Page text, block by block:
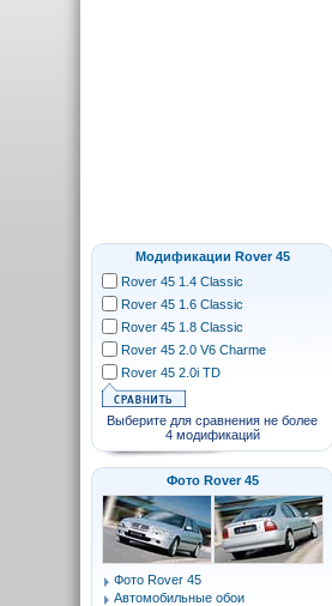
Модификации Rover 45
Rover 45 1.4 Classic
Rover 45 1.6 Classic
Rover 45 1.8 Classic
Rover 45 2.0 V6 Charme
Rover 45 2.0i TD
Выберите для сравнения не более
4 модификаций
Фото Rover 45
Фото Rover 45
Автомобильные обои